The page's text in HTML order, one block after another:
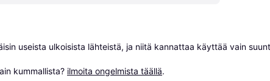
useista ulkoisista lähteistä, ja niitä kannattaa käyttää vain
kummallista? ilmoita ongelmista täällä.